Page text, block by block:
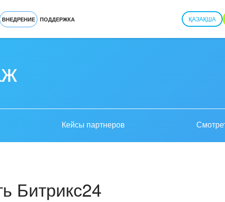
ВНЕДРЕНИЕ ПОДДЕРЖКА ҚАЗАҚША
Кейсы партнеров
Битрикс24